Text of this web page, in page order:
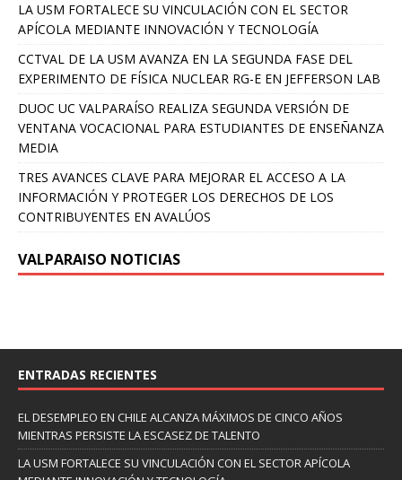
LA USM FORTALECE SU VINCULACIÓN CON EL SECTOR
APÍCOLA MEDIANTE INNOVACIÓN Y TECNOLOGÍA
CCTVAL DE LA USM AVANZA EN LA SEGUNDA FASE DEL
EXPERIMENTO DE FÍSICA NUCLEAR RG-E EN JEFFERSON LAB
DUOC UC VALPARAÍSO REALIZA SEGUNDA VERSIÓN DE
VENTANA VOCACIONAL PARA ESTUDIANTES DE ENSEÑANZA
MEDIA
TRES AVANCES CLAVE PARA MEJORAR EL ACCESO A LA
INFORMACIÓN Y PROTEGER LOS DERECHOS DE LOS
CONTRIBUYENTES EN AVALÚOS
VALPARAISO NOTICIAS
ENTRADAS RECIENTES
EL DESEMPLEO EN CHILE ALCANZA MÁXIMOS DE CINCO AÑOS
MIENTRAS PERSISTE LA ESCASEZ DE TALENTO
LA USM FORTALECE SU VINCULACIÓN CON EL SECTOR APÍCOLA